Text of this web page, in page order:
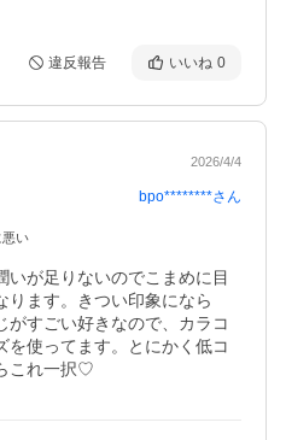
違反報告 いいね 0
2026/4/4
bpo********さん
悪い
が足りないのでこまめに目
ります。きつい印象になら
がすごい好きなので、カラコ
を使ってます。とにかく低コ
これ一択♡